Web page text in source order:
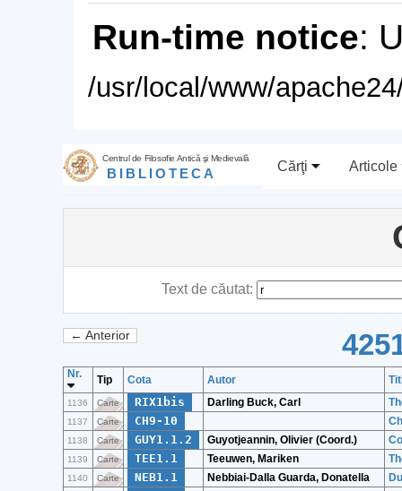
Run-time notice:
/usr/local/www/
Centrul de Filosofie Antică şi Medievală
BIBLIOTECA Cărţi Articole
Text de căutat:
← Anterior
Nr. Tip Cota Autor
1136 Carte RIX1bis Darling Buck, Carl
1137 Carte CH9-10
1138 Carte GUY1.1.2 Guyotjeannin, Olivier (Coord.)
1139 Carte TEE1.1 Teeuwen, Mariken
1140 Carte NEB1.1 Nebbiai-Dalla Guarda, Donatella